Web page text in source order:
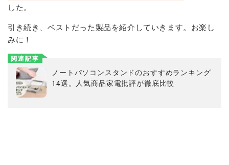
した。
引き続き、ベストだった製品を紹介していきます。お楽し
みに！
関連記事
ノートパソコンスタンドのおすすめランキング
14選。人気商品家電批評が徹底比較